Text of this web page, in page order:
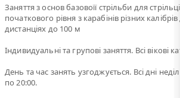
Заняття з основ базовоїї стрільби для
початкового рівня з карабінів різних
дистанціях до 100 м
Індивидуальні та групові заняття. Всі вікові
День та час занять узгоджується. Всі дні
по 20:00.